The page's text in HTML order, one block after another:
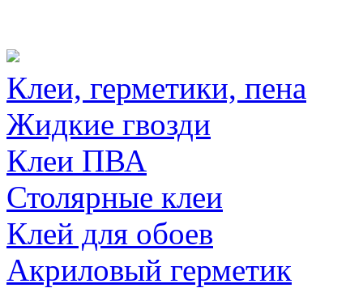
Клеи, герметики, пена
Жидкие гвозди
Клеи ПВА
Столярные клеи
Клей для обоев
Акриловый герметик